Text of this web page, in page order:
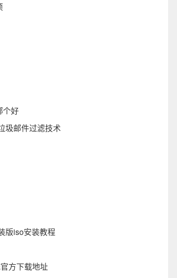
个好
圾邮件过滤技术
版iso安装教程
方下载地址